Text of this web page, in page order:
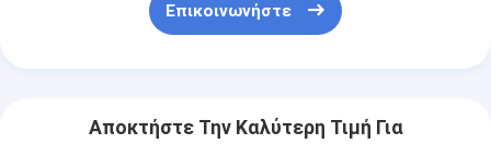
Επικοινωνήστε
Αποκτήστε Την Καλύτερη Τιμή Για